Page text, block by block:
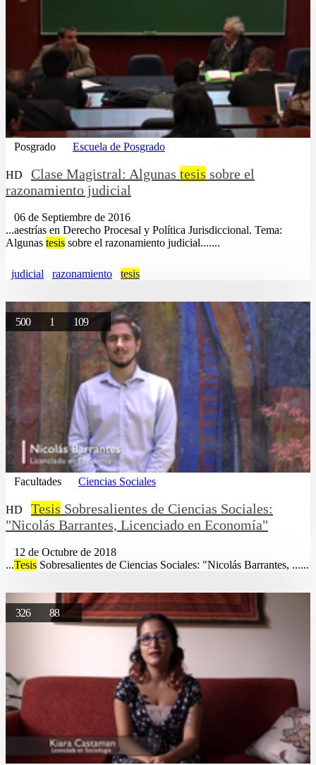
Posgrado Escuela de Posgrado
HD Clase Magistral: Algunas tesis sobre el
razonamiento judicial
06 de Septiembre de 2016
...aestrías en Derecho Procesal y Política Jurisdiccional. Tema:
Algunas tesis sobre el razonamiento judicial.......
judicial razonamiento tesis
500 1 109
Facultades Ciencias Sociales
HD Tesis Sobresalientes de Ciencias Sociales:
"Nicolás Barrantes, Licenciado en Economía"
12 de Octubre de 2018
...Tesis Sobresalientes de Ciencias Sociales: "Nicolás Barrantes, ......
326 88